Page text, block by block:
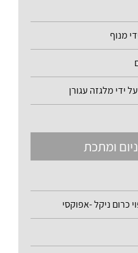
מנוף
ידי מלגזה עגורן
ומתכת
כרום ניקל -אפוקסי